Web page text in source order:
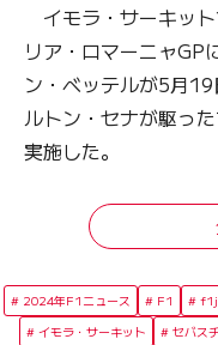
イモラ・サーキッ
リア・ロマーニャGP
ン・ベッテルが5月
ルトン・セナが駆っ
実施した。
2024年F1ニュース F1
イモラ・サーキット
セバス